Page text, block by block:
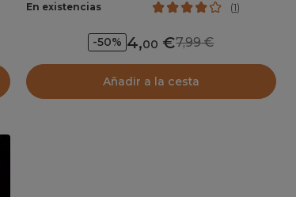
En existencias (1)
-50% 4,00 7,99
Añadir a la cesta